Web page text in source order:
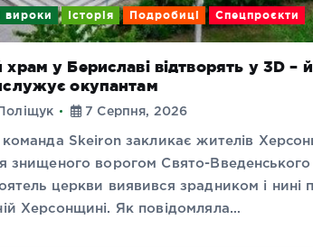
вироки Історія Подробиці Спецпроєкти
у Бериславі відтворять у 3D –
окупантам
7 Серпня, 2026
команда Skeiron закликає жителів
знищеного ворогом Свято-
церкви виявився зрадником і нині
Херсонщині. Як повідомляла…